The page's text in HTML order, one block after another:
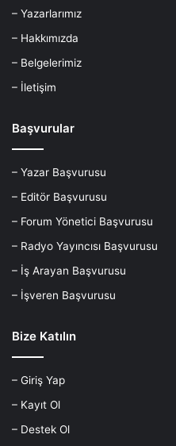
– Yazarlarımız
– Hakkımızda
– Belgelerimiz
– İletişim
Başvurular
– Yazar Başvurusu
– Editör Başvurusu
– Forum Yönetici Başvurusu
– Radyo Yayıncısı Başvurusu
– İş Arayan Başvurusu
– İşveren Başvurusu
Bize Katılın
– Giriş Yap
– Kayıt Ol
– Destek Ol